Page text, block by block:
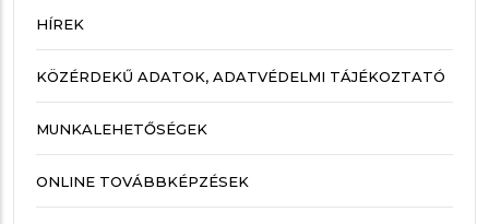
HÍREK
KÖZÉRDEKŰ ADATOK, ADATVÉDELMI TÁJÉKOZTATÓ
MUNKALEHETŐSÉGEK
ONLINE TOVÁBBKÉPZÉSEK